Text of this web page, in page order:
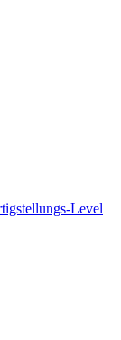
Level